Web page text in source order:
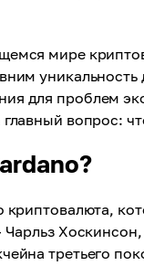
мире
для проблем
вопрос:
криптовалюта,
Чарльз
третьего